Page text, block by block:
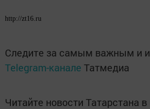
http://zt16.ru
Следите за самым важным и
Telegram-канале Татмедиа
Читайте новости Татарстана